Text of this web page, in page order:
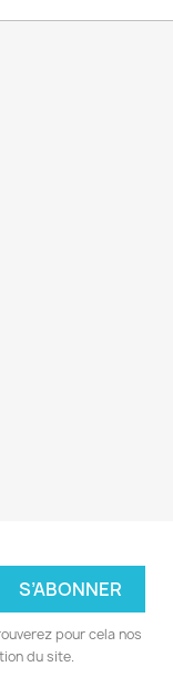
pour cela nos
du site.